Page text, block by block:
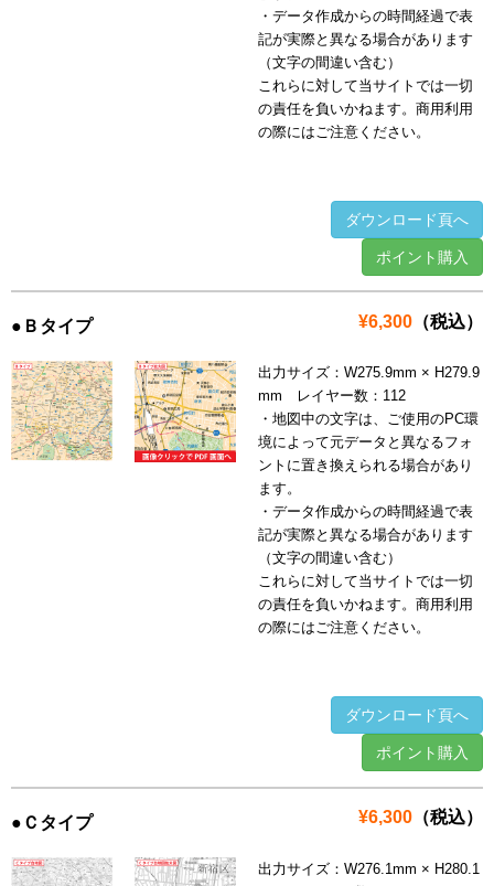
・データ作成からの時間経過で表
記が実際と異なる場合があります
（文字の間違い含む）
これらに対して当サイトでは一切
の責任を負いかねます。商用利用
の際にはご注意ください。
ダウンロード頁へ
ポイント購入
¥6,300 （税込）
●Ｂタイプ
出力サイズ：W275.9mm × H279.9
mm レイヤー数：112
・地図中の文字は、ご使用のPC環
境によって元データと異なるフォ
ントに置き換えられる場合があり
ます。
・データ作成からの時間経過で表
記が実際と異なる場合があります
（文字の間違い含む）
これらに対して当サイトでは一切
の責任を負いかねます。商用利用
の際にはご注意ください。
ダウンロード頁へ
ポイント購入
¥6,300 （税込）
●Ｃタイプ
出力サイズ：W276.1mm × H280.1